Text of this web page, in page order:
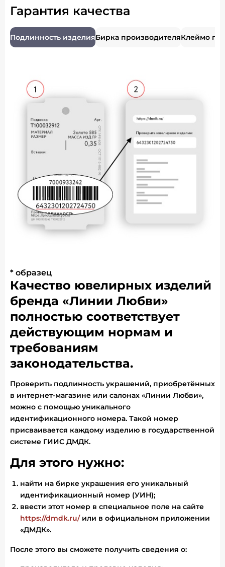
Гарантия качества
Подлинность изделияБирка производителяКлеймо
* образец
Качество ювелирных изделий
бренда «Линии Любви»
полностью соответствует
действующим нормам и
требованиям
законодательства.
Проверить подлинность украшений, приобретённых
в интернет-магазине или салонах «Линии Любви»,
можно с помощью уникального
идентификационного номера. Такой номер
присваивается каждому изделию в государственной
системе ГИИС ДМДК.
Для этого нужно:
найти на бирке украшения его уникальный
идентификационный номер (УИН);
ввести этот номер в специальное поле на сайте
https://dmdk.ru/или в официальном приложении
«ДМДК».
После этого вы сможете получить сведения о: